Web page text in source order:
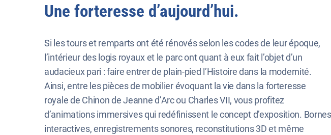
Une forteresse d’aujourd’hui.
Si les tours et remparts ont été rénovés selon les codes de leur époque,
l’intérieur des logis royaux et le parc ont quant à eux fait l’objet d’un
audacieux pari : faire entrer de plain-pied l’Histoire dans la modernité.
Ainsi, entre les pièces de mobilier évoquant la vie dans la forteresse
royale de Chinon de Jeanne d’Arc ou Charles VII, vous profitez
d’animations immersives qui redéfinissent le concept d’exposition. Bornes
interactives, enregistrements sonores, reconstitutions 3D et même